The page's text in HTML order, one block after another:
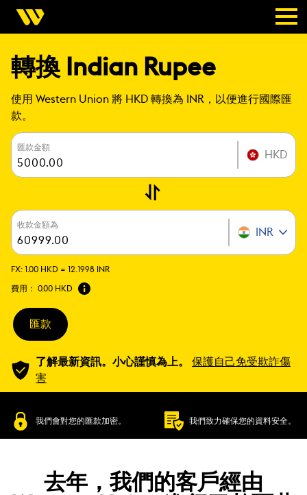
轉換 Indian Rupee
使用 Western Union 將 HKD 轉換為 INR，以便進行國際匯
款。
匯款金額
HKD
收款金額為
INR
FX: 1.00 HKD = 12.1998 INR
費用： 0.00 HKD
匯款
了解最新資訊。小心謹慎為上。
保護自己免受欺詐傷
害
我們會對您的匯款加密。 我們致力確保您的資料安全。
去年，我們的客戶經由